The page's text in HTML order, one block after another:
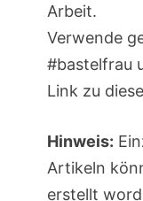
Arbeit.
Verwende
#bastelfrau
Link zu
Hinweis:
Artikeln
erstellt